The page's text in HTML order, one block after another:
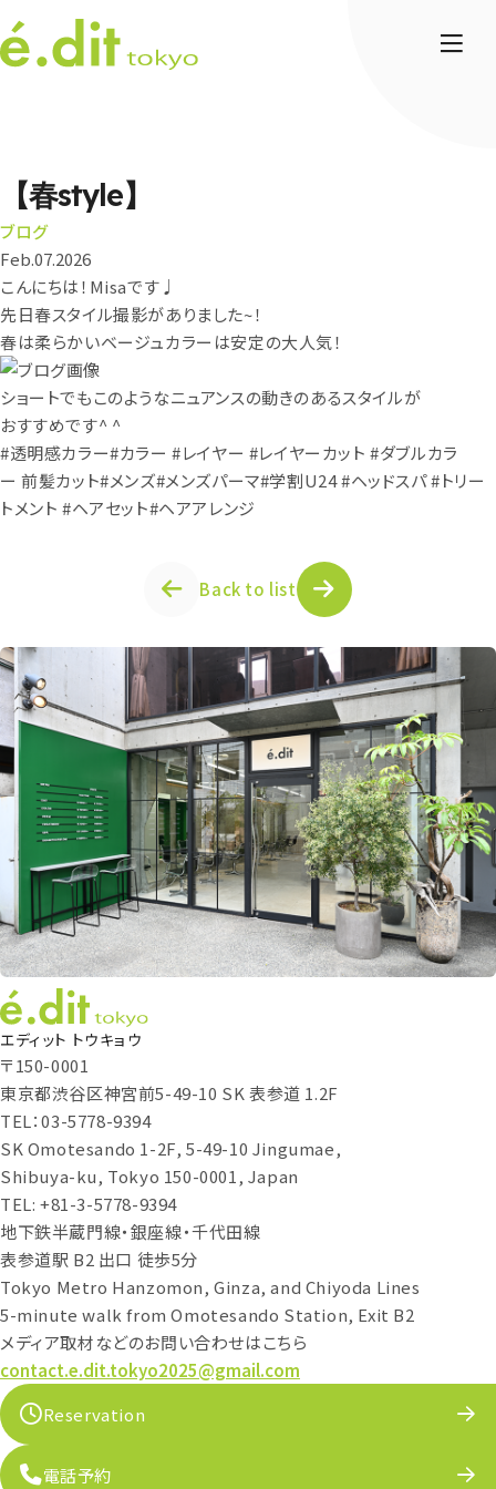
【春style】
ブログ
Feb.07.2026
こんにちは！Misaです♩
先日春スタイル撮影がありました~！
春は柔らかいベージュカラーは安定の大人気！
ショートでもこのようなニュアンスの動きのあるスタイルが
おすすめです^ ^
#透明感カラー#カラー #レイヤー #レイヤーカット #ダブルカラ
ー 前髪カット#メンズ#メンズパーマ#学割U24 #ヘッドスパ #トリー
トメント #ヘアセット#ヘアアレンジ
Back to list
エディット トウキョウ
〒150-0001
東京都渋谷区神宮前5-49-10 SK 表参道 1.2F
TEL：03-5778-9394
SK Omotesando 1-2F, 5-49-10 Jingumae,
Shibuya-ku, Tokyo 150-0001, Japan
TEL: +81-3-5778-9394
地下鉄半蔵門線・銀座線・千代田線
表参道駅 B2 出口 徒歩5分
Tokyo Metro Hanzomon, Ginza, and Chiyoda Lines
5-minute walk from Omotesando Station, Exit B2
メディア取材などのお問い合わせはこちら
contact.e.dit.tokyo2025@gmail.com
Reservation
電話予約